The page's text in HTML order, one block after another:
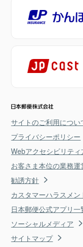
サイトのご利用につい
プライバシーポリシー
Webアクセシビリティ
お客さま本位の業務
勧誘方針
カスタマーハラスメ
日本郵便公式アプリ一
ソーシャルメディア
サイトマップ